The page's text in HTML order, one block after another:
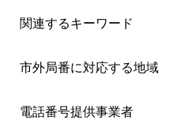
関連するキーワード
市外局番に対応する地域
電話番号提供事業者